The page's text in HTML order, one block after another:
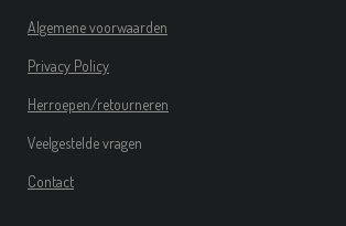
Algemene voorwaarden
Privacy Policy
Herroepen/retourneren
Veelgestelde vragen
Contact